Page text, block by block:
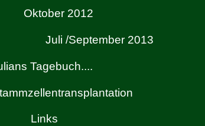
Oktober 2012
Juli /September 2013
Tagebuch....
Links